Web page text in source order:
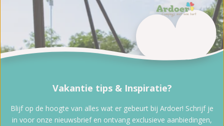
Vakantie tips & Inspiratie?
Blijf op de hoogte van alles wat er gebeurt bij Ardoer! Schrijf je
in voor onze nieuwsbrief en ontvang exclusieve aanbiedingen,